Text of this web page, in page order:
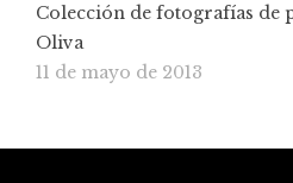
Colección de fotografías de
Oliva
11 de mayo de 2013